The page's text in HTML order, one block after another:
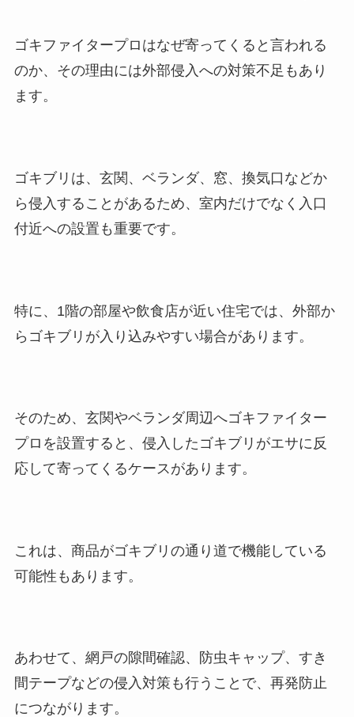
ゴキファイタープロはなぜ寄ってくると言われる
のか、その理由には外部侵入への対策不足もあり
ます。
ゴキブリは、玄関、ベランダ、窓、換気口などか
ら侵入することがあるため、室内だけでなく入口
付近への設置も重要です。
特に、1階の部屋や飲食店が近い住宅では、外部か
らゴキブリが入り込みやすい場合があります。
そのため、玄関やベランダ周辺へゴキファイター
プロを設置すると、侵入したゴキブリがエサに反
応して寄ってくるケースがあります。
これは、商品がゴキブリの通り道で機能している
可能性もあります。
あわせて、網戸の隙間確認、防虫キャップ、すき
間テープなどの侵入対策も行うことで、再発防止
につながります。